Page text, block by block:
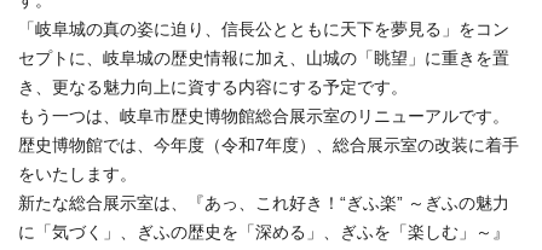
「岐阜城の真の姿に迫り、信長公とともに天下を夢見る」をコン
セプトに、岐阜城の歴史情報に加え、山城の「眺望」に重きを置
き、更なる魅力向上に資する内容にする予定です。
もう一つは、岐阜市歴史博物館総合展示室のリニューアルです。
歴史博物館では、今年度（令和7年度）、総合展示室の改装に着手
をいたします。
新たな総合展示室は、『あっ、これ好き！“ぎふ楽” ～ぎふの魅力
に「気づく」、ぎふの歴史を「深める」、ぎふを「楽しむ」～』